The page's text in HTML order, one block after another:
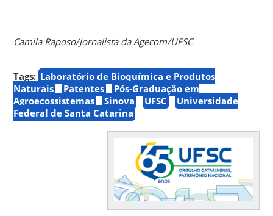
Camila Raposo/Jornalista da Agecom/UFSC
Tags: Laboratório de Bioquímica e Produtos
Naturais
Patentes
Pós-Graduação em
Agroecossistemas
Sinova UFSC
Universidade
Federal de Santa Catarina